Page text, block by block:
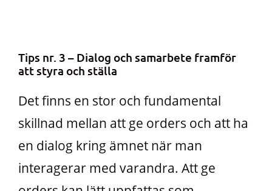
Tips nr. 3 – Dialog och samarbete framför
att styra och ställa
Det finns en stor och fundamental
skillnad mellan att ge orders och att ha
en dialog kring ämnet när man
interagerar med varandra. Att ge